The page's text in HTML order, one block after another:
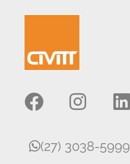
(27) 3038-5999